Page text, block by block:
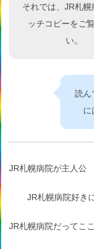
それでは、JR札幌
ッチコピーをご
い。
読ん
に
JR札幌病院が主人公
JR札幌病院好き
JR札幌病院だってこ